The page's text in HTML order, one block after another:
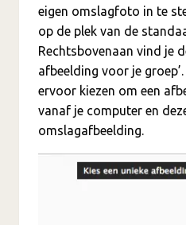
eigen omslagfoto in te
op de plek van de
Rechtsbovenaan vind je
afbeelding voor je
ervoor kiezen om een
vanaf je computer en
omslagafbeelding.